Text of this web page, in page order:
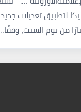
لتطبيق تعديلات
من يوم السبت،